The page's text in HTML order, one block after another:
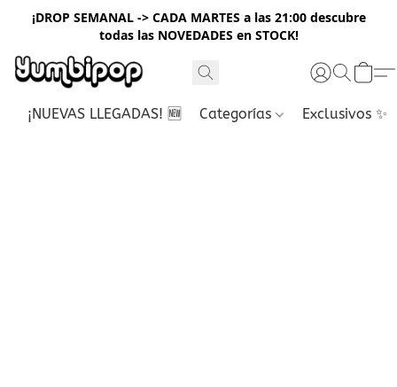
¡DROP SEMANAL -> CADA MARTES a las 21:00 descubre
todas las NOVEDADES en STOCK!
¡NUEVAS LLEGADAS! 🆕 Categorías Exclusivos ✨